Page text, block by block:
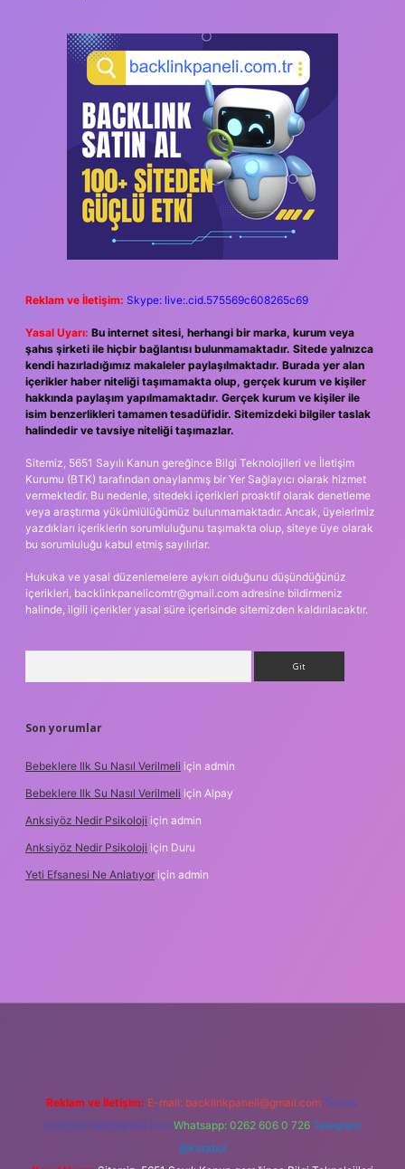
Reklam ve İletişim: Skype: live:.cid.575569c608265c69
Yasal Uyarı: Bu internet sitesi, herhangi bir marka, kurum veya
şahıs şirketi ile hiçbir bağlantısı bulunmamaktadır. Sitede yalnızca
kendi hazırladığımız makaleler paylaşılmaktadır. Burada yer alan
içerikler haber niteliği taşımamakta olup, gerçek kurum ve kişiler
hakkında paylaşım yapılmamaktadır. Gerçek kurum ve kişiler ile
isim benzerlikleri tamamen tesadüfidir. Sitemizdeki bilgiler taslak
halindedir ve tavsiye niteliği taşımazlar.
Sitemiz, 5651 Sayılı Kanun gereğince Bilgi Teknolojileri ve İletişim
Kurumu (BTK) tarafından onaylanmış bir Yer Sağlayıcı olarak hizmet
vermektedir. Bu nedenle, sitedeki içerikleri proaktif olarak denetleme
veya araştırma yükümlülüğümüz bulunmamaktadır. Ancak, üyelerimiz
yazdıkları içeriklerin sorumluluğunu taşımakta olup, siteye üye olarak
bu sorumluluğu kabul etmiş sayılırlar.
Hukuka ve yasal düzenlemelere aykırı olduğunu düşündüğünüz
içerikleri, backlinkpanelicomtr@gmail.com adresine bildirmeniz
halinde, ilgili içerikler yasal süre içerisinde sitemizden kaldırılacaktır.
Son yorumlar
Bebeklere Ilk Su Nasıl Verilmeli için admin
Bebeklere Ilk Su Nasıl Verilmeli için Alpay
Anksiyöz Nedir Psikoloji için admin
Anksiyöz Nedir Psikoloji için Duru
Yeti Efsanesi Ne Anlatıyor için admin
Reklam ve İletişim: E-mail: backlinkpaneli@gmail.com Teams:
forumhizmeti@gmail.com Whatsapp: 0262 606 0 726 Telegram:
@karabul